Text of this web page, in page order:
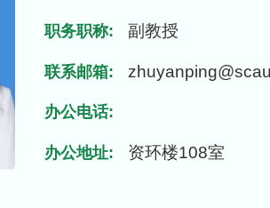
职务职称: 副教授
联系邮箱:
办公电话:
办公地址: 资环楼108室